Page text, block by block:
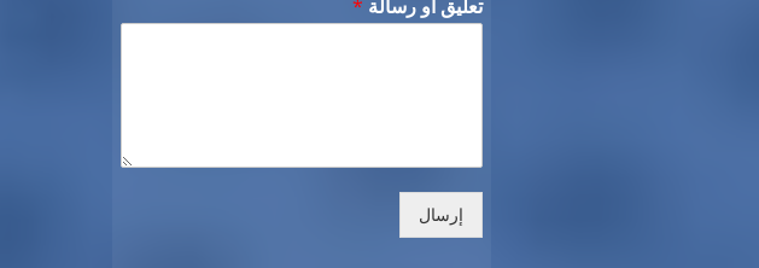
تعليق أو رسالة *
إرسال